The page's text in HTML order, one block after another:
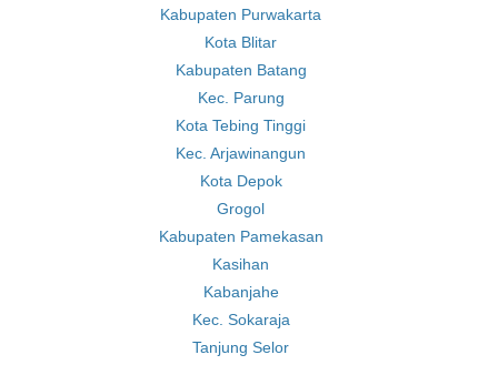
Kabupaten Purwakarta
Kota Blitar
Kabupaten Batang
Kec. Parung
Kota Tebing Tinggi
Kec. Arjawinangun
Kota Depok
Grogol
Kabupaten Pamekasan
Kasihan
Kabanjahe
Kec. Sokaraja
Tanjung Selor